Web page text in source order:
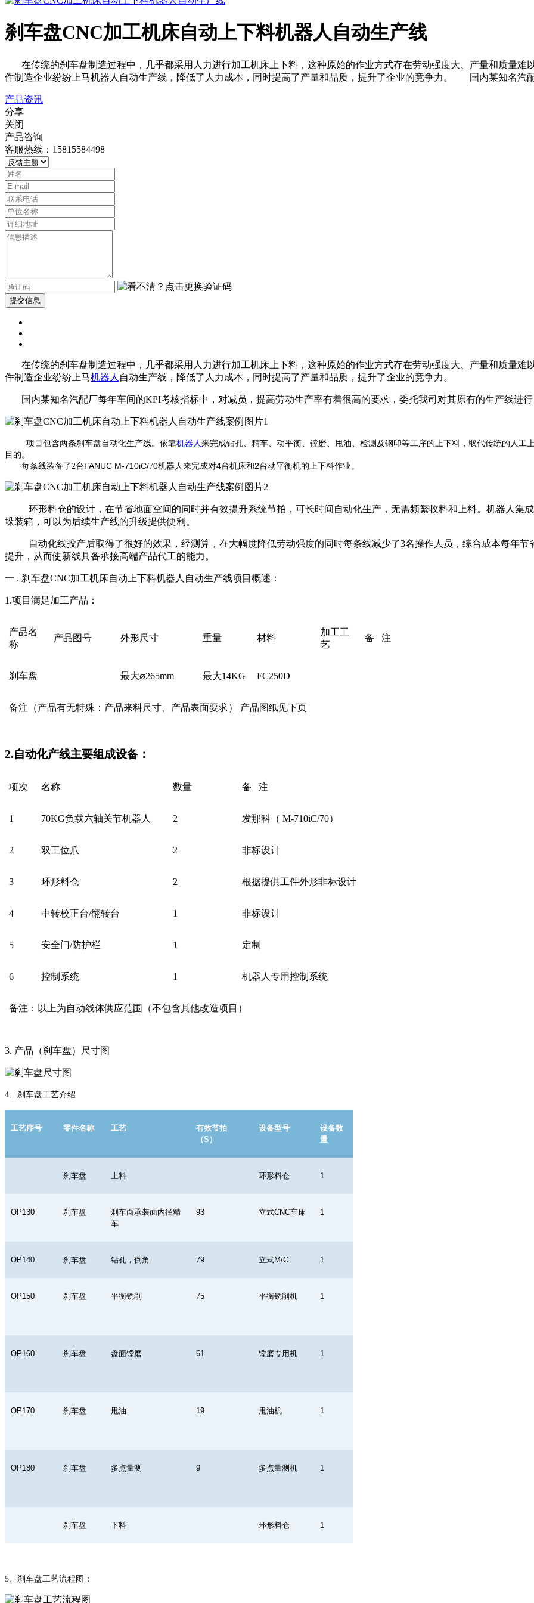
刹车盘CNC加工机床自动上下料机器人自动生产线
在传统的刹车盘制造过程中，几乎都采用人力进行加工机床上下料，这种原始的作业方式存在劳动强度大、产量和质量难
件制造企业纷纷上马机器人自动生产线，降低了人力成本，同时提高了产量和品质，提升了企业的竞争力。 国内某知名汽
产品资讯
分享
关闭
产品咨询
客服热线：15815584498
提交信息
在传统的刹车盘制造过程中，几乎都采用人力进行加工机床上下料，这种原始的作业方式存在劳动强度大、产量和质量难
件制造企业纷纷上马机器人 自动生产线，降低了人力成本，同时提高了产量和品质，提升了企业的竞争力。
国内某知名汽配厂每年车间的KPI考核指标中，对减员，提高劳动生产率有着很高的要求，委托我司对其原有的生产线进
项目包含两条刹车盘自动化生产线。依靠机器人来完成钻孔、精车、动平衡、 镗磨、甩油、检测 及钢印等工序的上下料 ， 取代传统的人工
目的。
每条线装备了2台FANUC M-710iC/70机器人来完成对4台机床和2台动平衡机的上下料作业。
环形料仓的设计，在节省地面空间的同时并有效提升系统节拍，可长时间自动化生产，无需频繁收料和上料。机器人集
垛装箱，可以为后续生产线的升级提供便利。
自动化线投产后取得了很好的效果，经测算，在大幅度降低劳动强度的同时每条线减少了3名操作人员，综合成本每年节
提升，从而使新线具备承接高端产品代工的能力。
一 . 刹车盘CNC加工机床自动上下料机器人自动生产线项目概述：
1.项目满足加工产品：
产品名
称
产品图号 外形尺寸 重量 材料
加工工
艺
备 注
刹车盘 最大⌀265mm 最大14KG FC250D
备注（产品有无特殊：产品来料尺寸、产品表面要求） 产品图纸见下页
2.自动化产线主要组成设备：
项次 名称 数量 备 注
1 70KG负载六轴关节机器人 2 发那科（ M-710iC/70）
2 双工位爪 2 非标设计
3 环形料仓 2 根据提供工件外形非标设计
4 中转校正台/翻转台 1 非标设计
5 安全门/防护栏 1 定制
6 控制系统 1 机器人专用控制系统
备注：以上为自动线体供应范围（不包含其他改造项目）
3. 产品（刹车盘）尺寸图
4、 刹车盘工艺介绍
工艺序号 零件名称 工艺
有效节拍
（S ）
设备型号
设备数
量
刹车盘 上料 环形料仓 1
OP130 刹车盘
刹车面承装面内径精
车
93 立式CNC车床 1
OP140 刹车盘 钻孔，倒角 79 立式M/C 1
OP150 刹车盘 平衡铣削 75 平衡铣削机 1
OP160 刹车盘 盘面镗磨 61 镗磨专用机 1
OP170 刹车盘 甩油 19 甩油机 1
OP180 刹车盘 多点量测 9 多点量测机 1
刹车盘 下料 环形料仓 1
5、刹车盘工艺流程图：